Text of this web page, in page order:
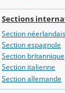
Sections
Section
Section espagnole
Section britannique
Section italienne
Section allemande